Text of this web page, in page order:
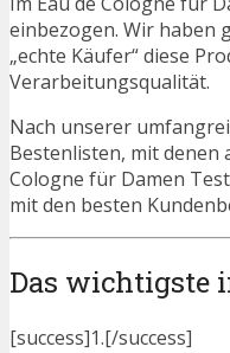
einbezogen. Wir haben
„echte Käufer“ diese
Verarbeitungsqualität.
Nach unserer
Bestenlisten, mit denen
Cologne für Damen
mit den besten
Das wichtigste
[success]1.[/success]